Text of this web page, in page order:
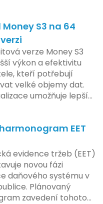
ochranu spotřebitelů,
různých zemí jsou
vývoj celého
bedlivě. Vedení
zatím neposkytlo
informace o
záměrech či časové
této technologie.
prostředí. Uživatelé
předem se seznámit s
a tím lépe připravit
na oficiální zavedení
S3 na 64
verze Money S3
výkon a efektivitu
kteří potřebují
velké objemy dat.
umožňuje lepší
náročnými účetními
EET
evidence tržeb (EET)
novou fázi
daňového systému v
Plánovaný
zavedení tohoto